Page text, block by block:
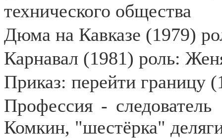
технического общества
Дюма на Кавказе (1979)
Карнавал (1981) роль:
Приказ: перейти границу
Профессия - следователь
Комкин, "шестёрка"